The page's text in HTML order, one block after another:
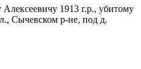
1913 г.р., убитому
Сычевском р-не, под д.